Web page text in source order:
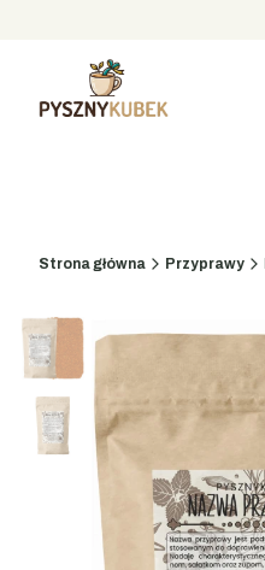
Strona główna Przyprawy